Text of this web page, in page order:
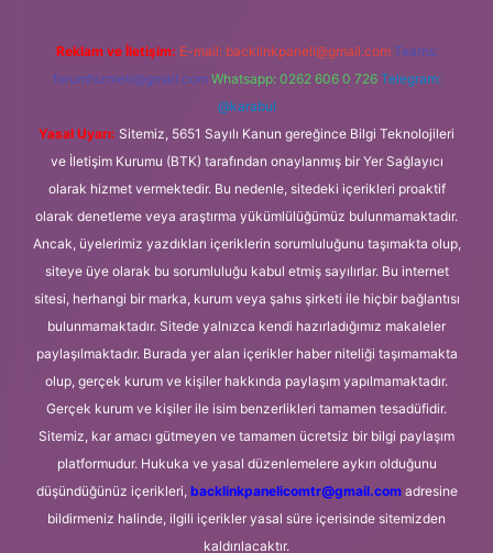
Reklam ve İletişim: E-mail: backlinkpaneli@gmail.com Teams:
forumhizmeti@gmail.com Whatsapp: 0262 606 0 726 Telegram:
@karabul
Yasal Uyarı: Sitemiz, 5651 Sayılı Kanun gereğince Bilgi Teknolojileri
ve İletişim Kurumu (BTK) tarafından onaylanmış bir Yer Sağlayıcı
olarak hizmet vermektedir. Bu nedenle, sitedeki içerikleri proaktif
olarak denetleme veya araştırma yükümlülüğümüz bulunmamaktadır.
Ancak, üyelerimiz yazdıkları içeriklerin sorumluluğunu taşımakta olup,
siteye üye olarak bu sorumluluğu kabul etmiş sayılırlar. Bu internet
sitesi, herhangi bir marka, kurum veya şahıs şirketi ile hiçbir bağlantısı
bulunmamaktadır. Sitede yalnızca kendi hazırladığımız makaleler
paylaşılmaktadır. Burada yer alan içerikler haber niteliği taşımamakta
olup, gerçek kurum ve kişiler hakkında paylaşım yapılmamaktadır.
Gerçek kurum ve kişiler ile isim benzerlikleri tamamen tesadüfidir.
Sitemiz, kar amacı gütmeyen ve tamamen ücretsiz bir bilgi paylaşım
platformudur. Hukuka ve yasal düzenlemelere aykırı olduğunu
düşündüğünüz içerikleri, backlinkpanelicomtr@gmail.comadresine
bildirmeniz halinde, ilgili içerikler yasal süre içerisinde sitemizden
kaldırılacaktır.